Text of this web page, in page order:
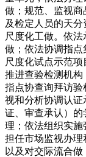
做；规范、监视
及检定人员的天
尺度化工做。依
做；依法协调指
尺度化试点示范项
推进查验检测机构
指点协查询拜访
视和分析协调认证
证、审查承认）
理；依法组织实施
担任市场监视办理
以及对交际流合